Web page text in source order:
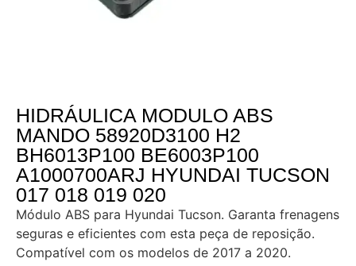
HIDRÁULICA MODULO ABS
MANDO 58920D3100 H2
BH6013P100 BE6003P100
A1000700ARJ HYUNDAI TUCSON
017 018 019 020
Módulo ABS para Hyundai Tucson. Garanta frenagens
seguras e eficientes com esta peça de reposição.
Compatível com os modelos de 2017 a 2020.